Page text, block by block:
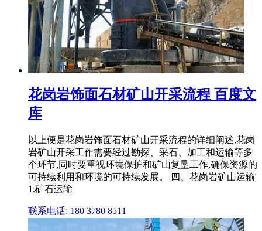
花岗岩饰面石材矿山开采流程 百度文
库
以上便是花岗岩饰面石材矿山开采流程的详细阐述,花岗
岩矿山开采工作需要经过勘探、采石、加工和运输等多
个环节,同时要重视环境保护和矿山复垦工作,确保资源的
可持续利用和环境的可持续发展。 四、花岗岩矿山运输
1.矿石运输
联系电话: 180 3780 8511